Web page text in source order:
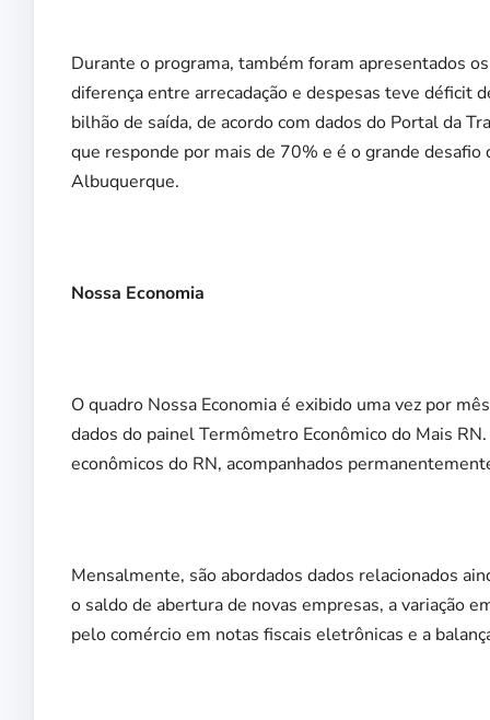
Durante o programa, também foram apresentados
diferença entre arrecadação e despesas teve
bilhão de saída, de acordo com dados do Portal da
que responde por mais de 70% e é o grande desafio
Albuquerque.
Nossa Economia
O quadro Nossa Economia é exibido uma vez por
dados do painel Termômetro Econômico do Mais
econômicos do RN, acompanhados
Mensalmente, são abordados dados relacionados
o saldo de abertura de novas empresas, a variação
pelo comércio em notas fiscais eletrônicas e a